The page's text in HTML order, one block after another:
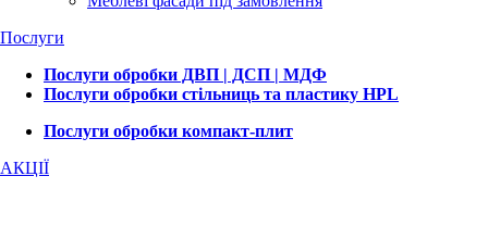
Послуги
Послуги обробки ДВП | ДСП | МДФ
Послуги обробки стільниць та пластику HPL
Послуги обробки компакт-плит
АКЦІЇ